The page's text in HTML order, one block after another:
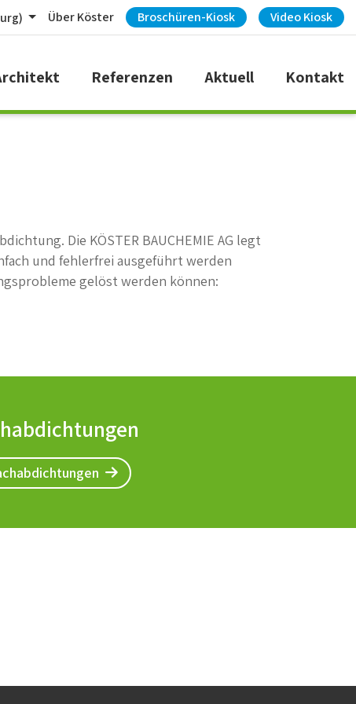
Über Köster Broschüren-Kiosk Video Kiosk
Referenzen Aktuell Kontakt
Die KÖSTER BAUCHEMIE AG legt
und fehlerfrei ausgeführt werden
gelöst werden können: